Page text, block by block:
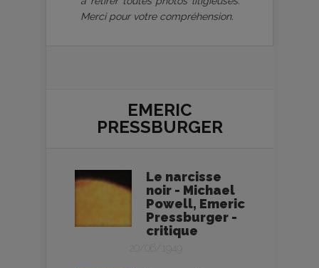
Merci pour votre compréhension.
EMERIC
PRESSBURGER
Le narcisse
noir - Michael
Powell, Emeric
Pressburger -
critique
20/06/1949